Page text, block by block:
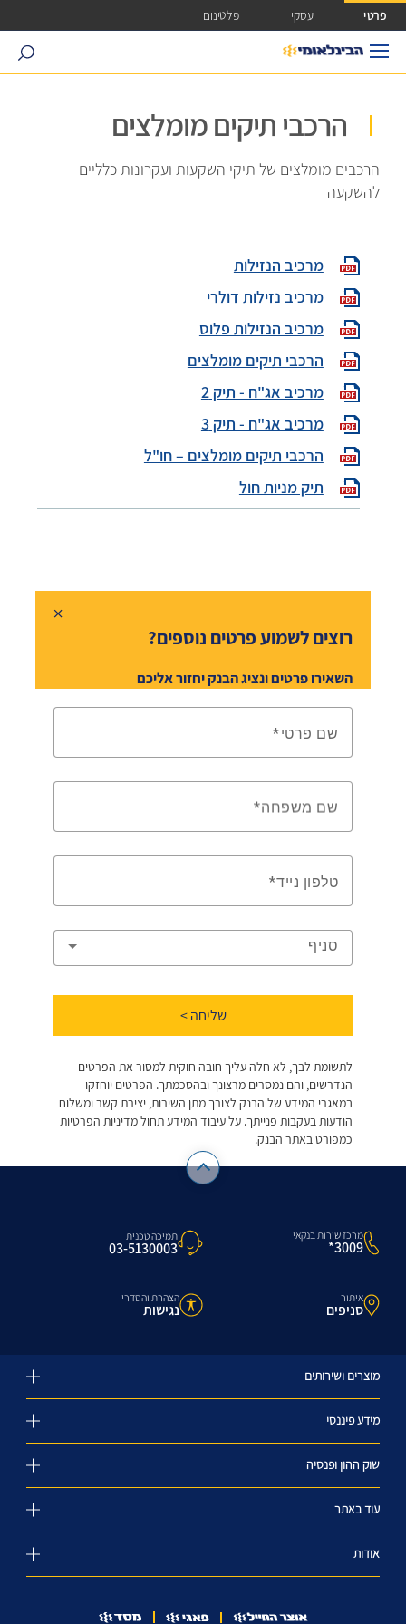
גישה ישירה לכפתור כניסה לחשבונך
פרטי עסקי פלטינום
search
הרכבי תיקים מומלצים
הרכבים מומלצים של תיקי השקעות ועקרונות כלליים
להשקעה
מרכיב הנזילות
מרכיב נזילות דולרי
מרכיב הנזילות פלוס
הרכבי תיקים מומלצים
מרכיב אג"ח - תיק 2
מרכיב אג"ח - תיק 3
הרכבי תיקים מומלצים – חו"ל
תיק מניות חול
מרכז שירות בנקאי
3009*
תמיכה טכנית
03-5130003
איתור
סניפים
הצהרת והסדרי
נגישות
מוצרים ושירותים
מידע פיננסי
שוק ההון ופנסיה
עוד באתר
אודות